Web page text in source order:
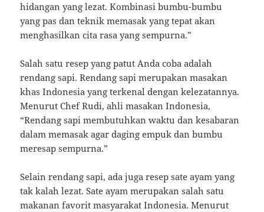
hidangan yang lezat. Kombinasi bumbu-bumbu
yang pas dan teknik memasak yang tepat akan
menghasilkan cita rasa yang sempurna.”
Salah satu resep yang patut Anda coba adalah
rendang sapi. Rendang sapi merupakan masakan
khas Indonesia yang terkenal dengan kelezatannya.
Menurut Chef Rudi, ahli masakan Indonesia,
“Rendang sapi membutuhkan waktu dan kesabaran
dalam memasak agar daging empuk dan bumbu
meresap sempurna.”
Selain rendang sapi, ada juga resep sate ayam yang
tak kalah lezat. Sate ayam merupakan salah satu
makanan favorit masyarakat Indonesia. Menurut